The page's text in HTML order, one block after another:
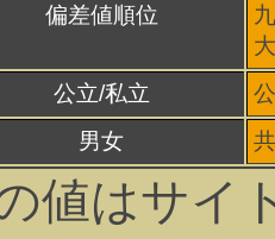
偏差値順位
公立/私立
男女
値はサイ